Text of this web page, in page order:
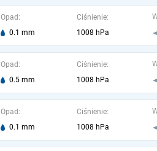
Opad:
0.1 mm
Ciśnienie:
1008 hPa
Opad:
0.5 mm
Ciśnienie:
1008 hPa
Opad:
0.1 mm
Ciśnienie:
1008 hPa